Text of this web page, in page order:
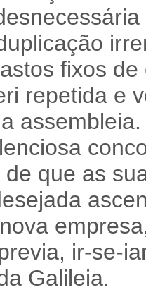
fixos
repetida e
que as
ir-se-
Galileia.